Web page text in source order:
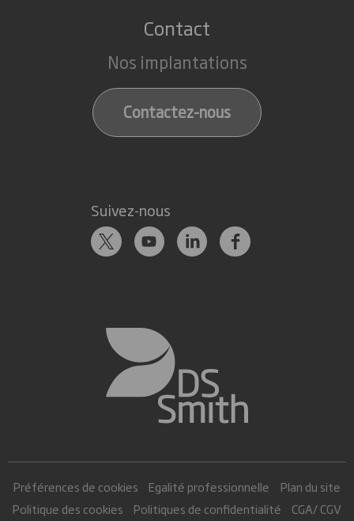
Contact
Nos implantations
Contactez-nous
Suivez-nous
Préférences de cookies Egalité professionnelle
Plan du site
Politique des cookies
Politiques de confidentialité CGA/ CGV